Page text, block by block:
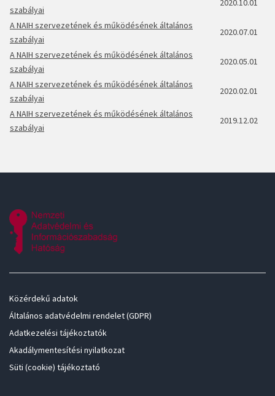
szabályai
2020.10.01
A NAIH szervezetének és működésének általános
szabályai
2020.07.01
A NAIH szervezetének és működésének általános
szabályai
2020.05.01
A NAIH szervezetének és működésének általános
szabályai
2020.02.01
A NAIH szervezetének és működésének általános
szabályai
2019.12.02
Közérdekű adatok
Általános adatvédelmi rendelet (GDPR)
Adatkezelési tájékoztatók
Akadálymentesítési nyilatkozat
Süti (cookie) tájékoztató